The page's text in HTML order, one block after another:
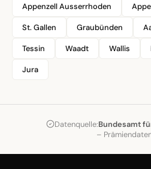
Appenzell Ausserrhoden
St. Gallen Graubünden
Tessin Waadt Wallis
Jura
Datenquelle:Bundesamt
–